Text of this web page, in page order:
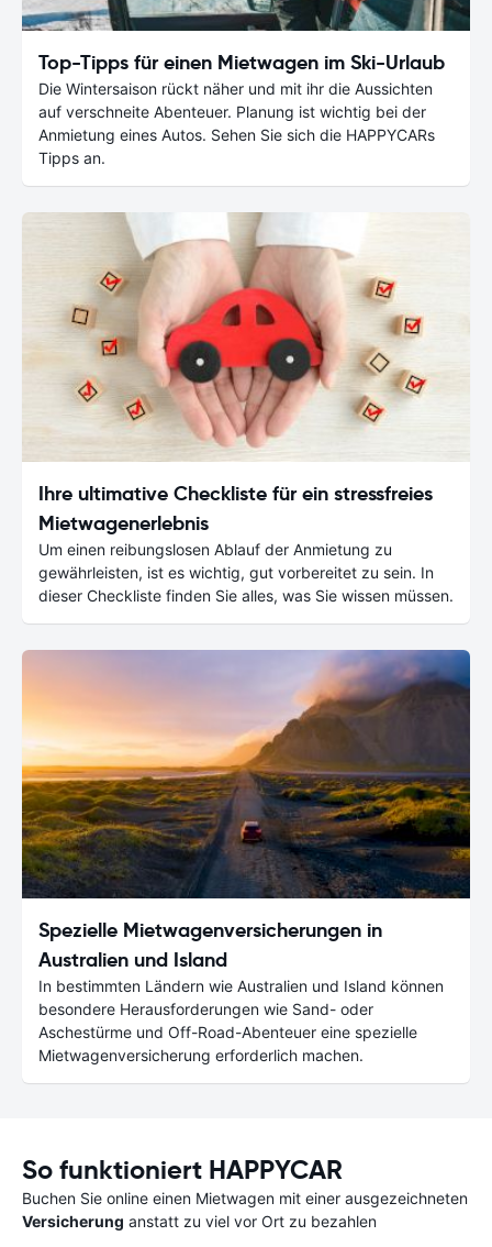
Top-Tipps für einen Mietwagen im Ski-Urlaub
Die Wintersaison rückt näher und mit ihr die Aussichten
auf verschneite Abenteuer. Planung ist wichtig bei der
Anmietung eines Autos. Sehen Sie sich die HAPPYCARs
Tipps an.
Ihre ultimative Checkliste für ein stressfreies
Mietwagenerlebnis
Um einen reibungslosen Ablauf der Anmietung zu
gewährleisten, ist es wichtig, gut vorbereitet zu sein. In
dieser Checkliste finden Sie alles, was Sie wissen müssen.
Spezielle Mietwagenversicherungen in
Australien und Island
In bestimmten Ländern wie Australien und Island können
besondere Herausforderungen wie Sand- oder
Aschestürme und Off-Road-Abenteuer eine spezielle
Mietwagenversicherung erforderlich machen.
So funktioniert HAPPYCAR
Buchen Sie online einen Mietwagen mit einer ausgezeichneten
Versicherung anstatt zu viel vor Ort zu bezahlen